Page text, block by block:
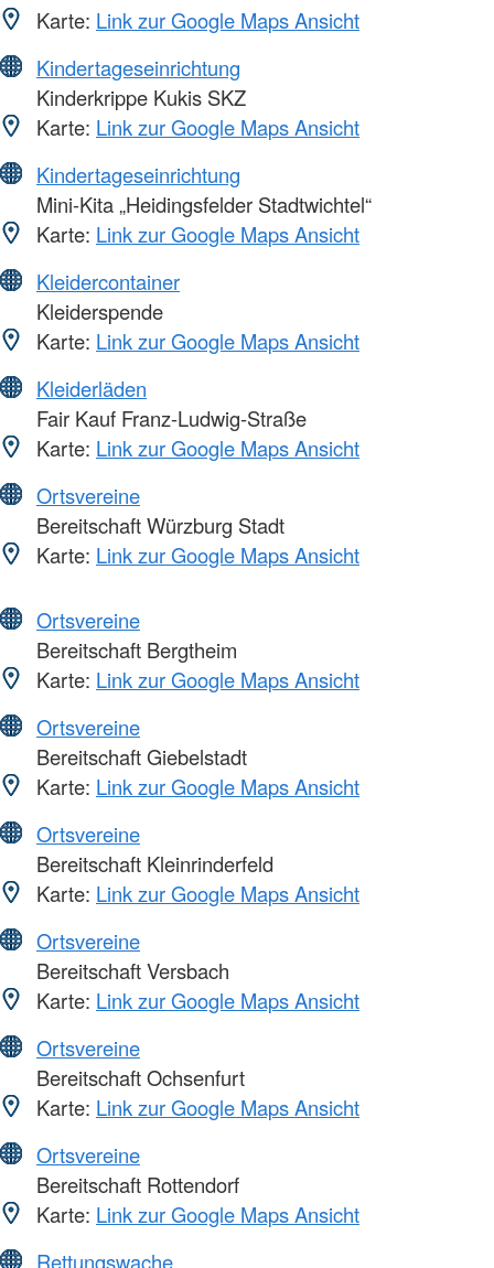
Karte: Link zur Google Maps Ansicht
Kindertageseinrichtung
Kinderkrippe Kukis SKZ
Karte: Link zur Google Maps Ansicht
Kindertageseinrichtung
Mini-Kita „Heidingsfelder Stadtwichtel“
Karte: Link zur Google Maps Ansicht
Kleidercontainer
Kleiderspende
Karte: Link zur Google Maps Ansicht
Kleiderläden
Fair Kauf Franz-Ludwig-Straße
Karte: Link zur Google Maps Ansicht
Ortsvereine
Bereitschaft Würzburg Stadt
Karte: Link zur Google Maps Ansicht
Ortsvereine
Bereitschaft Bergtheim
Karte: Link zur Google Maps Ansicht
Ortsvereine
Bereitschaft Giebelstadt
Karte: Link zur Google Maps Ansicht
Ortsvereine
Bereitschaft Kleinrinderfeld
Karte: Link zur Google Maps Ansicht
Ortsvereine
Bereitschaft Versbach
Karte: Link zur Google Maps Ansicht
Ortsvereine
Bereitschaft Ochsenfurt
Karte: Link zur Google Maps Ansicht
Ortsvereine
Bereitschaft Rottendorf
Karte: Link zur Google Maps Ansicht
Rettungswache